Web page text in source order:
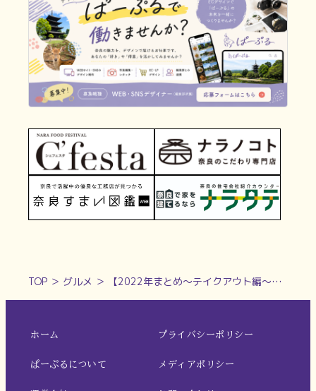
TOP ＞ グルメ ＞ 【2022年まとめ～テイクアウト編～】公園で♪おうちで♪お店の味をお持ち帰り！
ホーム
ぱーぷるについて
プライバシーポリシー
メディアポリシー